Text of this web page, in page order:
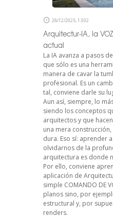
28/12/2025, 13:02
Arquitectur-IA, la
actual
La IA avanza a pasos
que sólo es una
manera de cavar la
profesional. Es un
tal, conviene darle su
Aun así, siempre, lo
siendo los conceptos
arquitectos y que
una mera
dura. Eso sí: aprender
olvidarnos de la
arquitectura es donde
Por ello, conviene
aplicación de
simple COMANDO DE
planos sino, por
estructural y, por
renders.